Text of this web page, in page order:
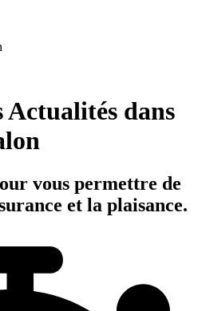
Actualités dans
vous permettre de
et la plaisance.